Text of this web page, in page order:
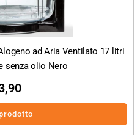
ad Aria Ventilato 17 litri
senza olio Nero